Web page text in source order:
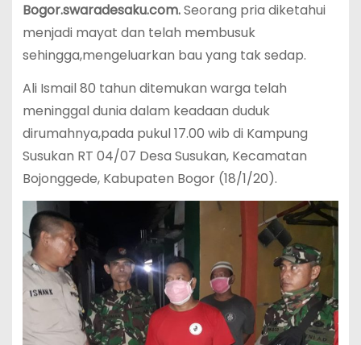
Bogor.swaradesaku.com.Seorang pria diketahui
menjadi mayat dan telah membusuk
sehingga,mengeluarkan bau yang tak sedap.
Ali Ismail 80 tahun ditemukan warga telah
meninggal dunia dalam keadaan duduk
dirumahnya,pada pukul 17.00 wib di Kampung
Susukan RT 04/07 Desa Susukan, Kecamatan
Bojonggede, Kabupaten Bogor (18/1/20).